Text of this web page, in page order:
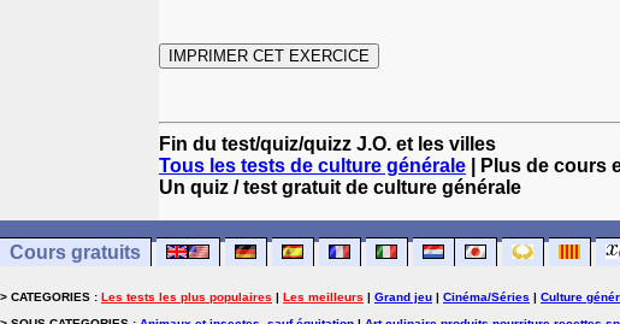
Fin du test/quiz/quizz J.O. et les villes
Tous les tests de culture générale | Plus de cours
Un quiz / test gratuit de culture générale
Cours gratuits
> CATEGORIES : Les tests les plus populaires | Les meilleurs | Grand jeu | Cinéma/Séries | Culture